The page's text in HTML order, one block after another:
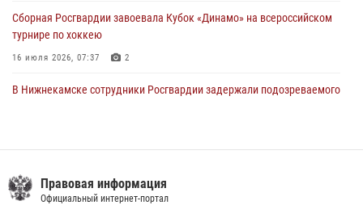
Сборная Росгвардии завоевала Кубок «Динамо» на всероссийском
турнире по хоккею
16 июля 2026, 07:37 2
В Нижнекамске сотрудники Росгвардии задержали подозреваемого
секретами своего семейного счастья
08 июля 2026, 07:48 4
Правовая информация
Официальный интернет-портал